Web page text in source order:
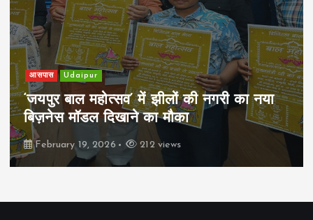
खेल Udaipur
पिम्स मेवाड़ कप 2026: क्रॉसवर्ड व आदित्यम
रियल स्टेट्स ने मुकाबले जीते
February 19, 2026 164 views